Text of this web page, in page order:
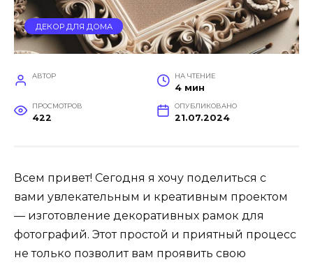
ДЕКОР ДЛЯ ДОМА
АВТОР НА ЧТЕНИЕ
4 мин
ПРОСМОТРОВ
422
ОПУБЛИКОВАНО
21.07.2024
Всем привет! Сегодня я хочу поделиться с
вами увлекательным и креативным проектом
— изготовление декоративных рамок для
фотографий. Этот простой и приятный процесс
не только позволит вам проявить свою